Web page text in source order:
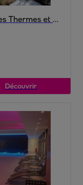
Calvados, Luc-sur-Mer | Hôtel des Thermes et du Casino 3*
Découvrir